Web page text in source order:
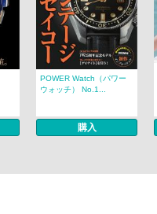
POWER Watch（パワー
ウォッチ） No.1...
購入